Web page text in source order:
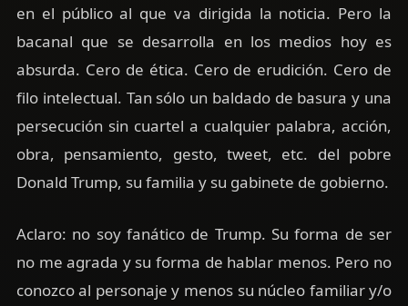
en el público al que va dirigida la noticia. Pero la
bacanal que se desarrolla en los medios hoy es
absurda. Cero de ética. Cero de erudición. Cero de
filo intelectual. Tan sólo un baldado de basura y una
persecución sin cuartel a cualquier palabra, acción,
obra, pensamiento, gesto, tweet, etc. del pobre
Donald Trump, su familia y su gabinete de gobierno.
Aclaro: no soy fanático de Trump. Su forma de ser
no me agrada y su forma de hablar menos. Pero no
conozco al personaje y menos su núcleo familiar y/o